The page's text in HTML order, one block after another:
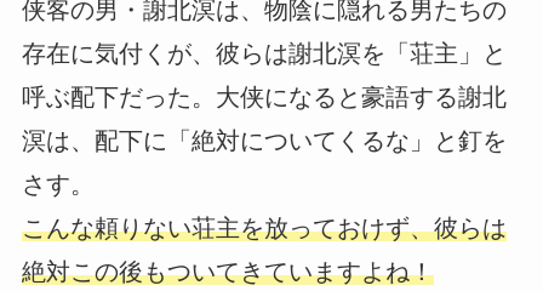
侠客の男・謝北溟は、物陰に隠れる男たちの
存在に気付くが、彼らは謝北溟を「荘主」と
呼ぶ配下だった。大侠になると豪語する謝北
溟は、配下に「絶対についてくるな」と釘を
さす。
こんな頼りない荘主を放っておけず、彼らは
絶対この後もついてきていますよね！